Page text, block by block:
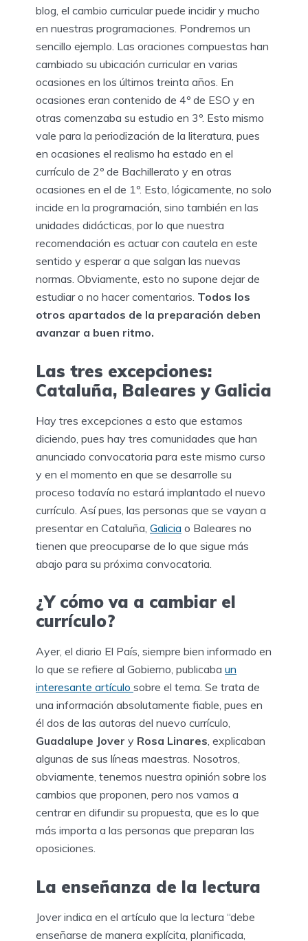
blog, el cambio curricular puede incidir y mucho
en nuestras programaciones. Pondremos un
sencillo ejemplo. Las oraciones compuestas han
cambiado su ubicación curricular en varias
ocasiones en los últimos treinta años. En
ocasiones eran contenido de 4º de ESO y en
otras comenzaba su estudio en 3º. Esto mismo
vale para la periodización de la literatura, pues
en ocasiones el realismo ha estado en el
currículo de 2º de Bachillerato y en otras
ocasiones en el de 1º. Esto, lógicamente, no solo
incide en la programación, sino también en las
unidades didácticas, por lo que nuestra
recomendación es actuar con cautela en este
sentido y esperar a que salgan las nuevas
normas. Obviamente, esto no supone dejar de
estudiar o no hacer comentarios. Todos los
otros apartados de la preparación deben
avanzar a buen ritmo.
Las tres excepciones:
Cataluña, Baleares y Galicia
Hay tres excepciones a esto que estamos
diciendo, pues hay tres comunidades que han
anunciado convocatoria para este mismo curso
y en el momento en que se desarrolle su
proceso todavía no estará implantado el nuevo
currículo. Así pues, las personas que se vayan a
presentar en Cataluña, Galicia o Baleares no
tienen que preocuparse de lo que sigue más
abajo para su próxima convocatoria.
¿Y cómo va a cambiar el
currículo?
Ayer, el diario El País, siempre bien informado en
lo que se refiere al Gobierno, publicaba un
interesante artículo sobre el tema. Se trata de
una información absolutamente fiable, pues en
él dos de las autoras del nuevo currículo,
Guadalupe Jover y Rosa Linares, explicaban
algunas de sus líneas maestras. Nosotros,
obviamente, tenemos nuestra opinión sobre los
cambios que proponen, pero nos vamos a
centrar en difundir su propuesta, que es lo que
más importa a las personas que preparan las
oposiciones.
La enseñanza de la lectura
Jover indica en el artículo que la lectura “debe
enseñarse de manera explícita, planificada,